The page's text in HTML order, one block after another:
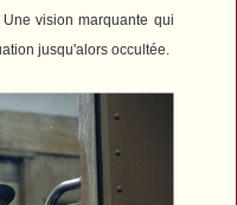
vision marquante qui
jusqu'alors occultée.